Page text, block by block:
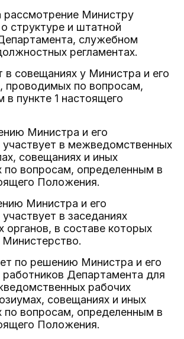
рассмотрение Министру
структуре и штатной
служебном
регламентах.
в совещаниях у Министра и его
проводимых по вопросам,
в пункте 1 настоящего
Министра и его
участвует в межведомственных
совещаниях и иных
по вопросам, определенным в
Положения.
Министра и его
в заседаниях
органов, в составе которых
Министерство.
по решению Министра и его
работников Департамента для
рабочих
совещаниях и иных
по вопросам, определенным в
Положения.